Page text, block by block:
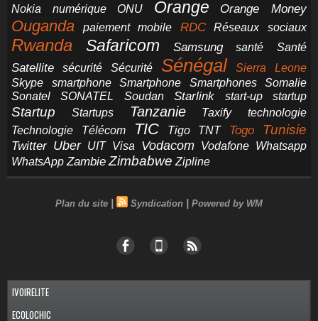
Nokia
numérique ONU Orange Orange Money
Ouganda paiement mobile RDC Réseaux sociaux
Rwanda Safaricom Samsung santé Santé
Satellite sécurité Sécurité Sénégal
Sierra Leone
Skype
smartphone Smartphone Smartphones
Somalie
Sonatel
SONATEL Soudan Starlink start-up startup
Startup Startups Tanzanie Taxify
technologie
Technologie
Télécom TIC Tigo TNT Togo Tunisie
Twitter Uber UIT Visa Vodacom Vodafone Whatsapp
WhatsApp Zambie Zimbabwe Zipline
Plan du site | Syndication | Powered by WM
IVOIRELITE
ECOLOCHIC